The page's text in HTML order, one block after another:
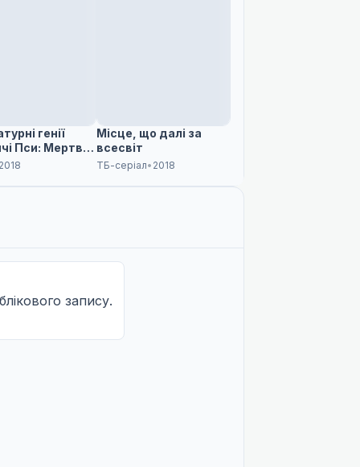
генії
Пси: Мертве
Місце, що далі за
всесвіт
ТБ-серіал• 2018
запису.